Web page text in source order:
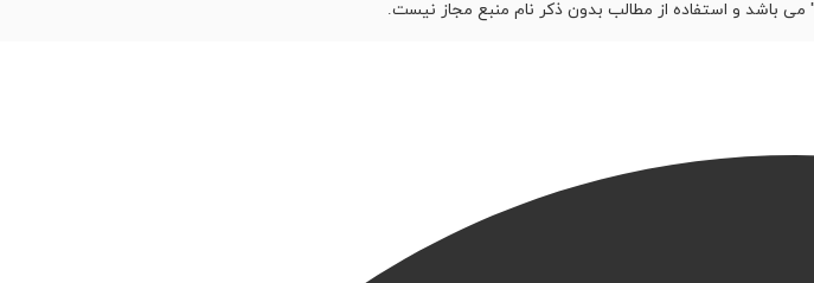
باشد و استفاده از مطالب بدون ذکر نام منبع مجاز نیست.